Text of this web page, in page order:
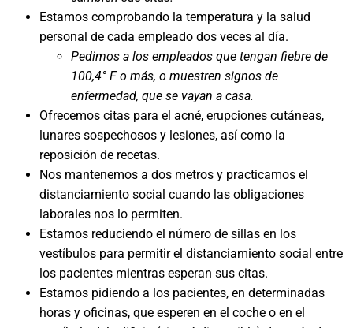
Estamos comprobando la temperatura y la salud
personal de cada empleado dos veces al día.
Pedimos a los empleados que tengan fiebre de
100,4° F o más, o muestren signos de
enfermedad, que se vayan a casa.
Ofrecemos citas para el acné, erupciones cutáneas,
lunares sospechosos y lesiones, así como la
reposición de recetas.
Nos mantenemos a dos metros y practicamos el
distanciamiento social cuando las obligaciones
laborales nos lo permiten.
Estamos reduciendo el número de sillas en los
vestíbulos para permitir el distanciamiento social entre
los pacientes mientras esperan sus citas.
Estamos pidiendo a los pacientes, en determinadas
horas y oficinas, que esperen en el coche o en el